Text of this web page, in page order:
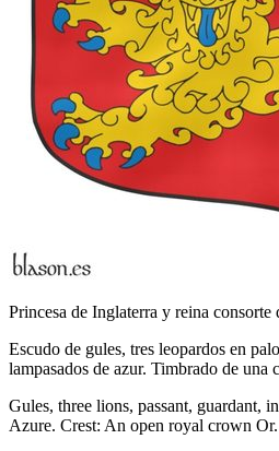
Princesa de Inglaterra y reina consorte
Escudo de gules, tres leopardos en
lampasados de azur. Timbrado de una
Gules, three lions, passant, guardant,
Azure. Crest: An open royal crown Or.